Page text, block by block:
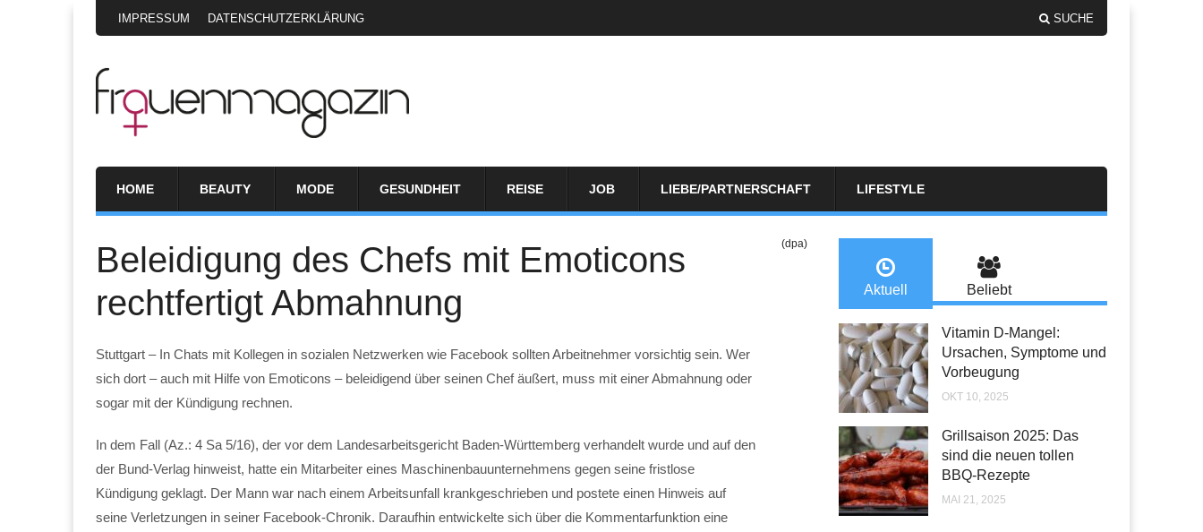
IMPRESSUM DATENSCHUTZERKLÄRUNG SUCHE
HOME BEAUTY MODE GESUNDHEIT REISE JOB LIEBE/PARTNERSCHAFT LIFESTYLE
Beleidigung des Chefs mit Emoticons
rechtfertigt Abmahnung
(dpa)
Stuttgart – In Chats mit Kollegen in sozialen Netzwerken wie Facebook sollten Arbeitnehmer vorsichtig sein. Wer
sich dort – auch mit Hilfe von Emoticons – beleidigend über seinen Chef äußert, muss mit einer Abmahnung oder
sogar mit der Kündigung rechnen.
In dem Fall (Az.: 4 Sa 5/16), der vor dem Landesarbeitsgericht Baden-Württemberg verhandelt wurde und auf den
der Bund-Verlag hinweist, hatte ein Mitarbeiter eines Maschinenbauunternehmens gegen seine fristlose
Kündigung geklagt. Der Mann war nach einem Arbeitsunfall krankgeschrieben und postete einen Hinweis auf
seine Verletzungen in seiner Facebook-Chronik. Daraufhin entwickelte sich über die Kommentarfunktion eine
Aktuell Beliebt
Vitamin D-Mangel:
Ursachen, Symptome und
Vorbeugung
OKT 10, 2025
Grillsaison 2025: Das
sind die neuen tollen
BBQ-Rezepte
MAI 21, 2025